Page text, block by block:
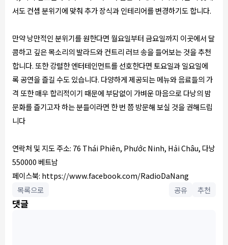
서도 컨셉 분위기에 맞춰 추가 장식과 인테리어를 변경하기도 합니다.
만약 낭만적인 분위기를 원한다면 월요일부터 금요일까지 이곳에서 달
콤하고 깊은 목소리의 발라드와 컨트리 러브 송을 들어보는 것을 추천
합니다. 또한 강렬한 엔터테인먼트를 선호한다면 토요일과 일요일에
록 공연을 즐길 수도 있습니다. 다양하게 제공되는 메뉴와 음료들의 가
격 또한 매우 합리적이기 때문에 부담없이 가벼운 마음으로 다낭의 밤
문화를 즐기고자 하는 분들이라면 한 번 쯤 방문해 보실 것을 권해드립
니다
연락처 및 지도 주소: 76 Thái Phiên, Phước Ninh, Hải Châu, 다낭
550000 베트남
페이스북: https://www.facebook.com/RadioDaNang
목록으로
공유 추천
댓글